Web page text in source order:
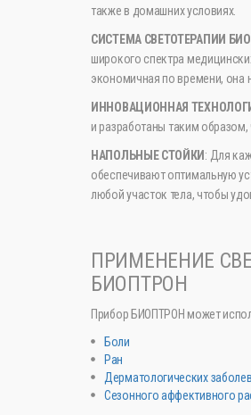
также в домашних условиях.
СИСТЕМА СВЕТОТЕРАПИИ
широкого спектра
экономичная по времени, она
ИННОВАЦИОННАЯ
и разработаны таким
НАПОЛЬНЫЕ СТОЙКИ : Для
обеспечивают оптимальную
любой участок тела, чтобы
ПРИМЕНЕНИЕ
БИОПТРОН
Прибор БИОПТРОН может
Боли
Ран
Дерматологических
Сезонного аффективного